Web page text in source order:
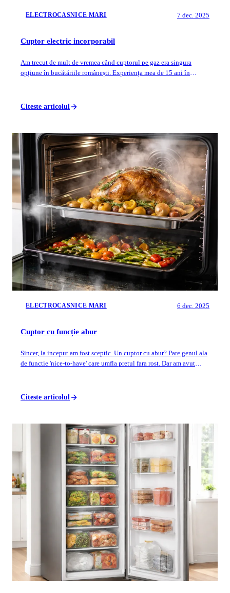
ELECTROCASNICE MARI 7 dec. 2025
Cuptor electric incorporabil
Am trecut de mult de vremea când cuptorul pe gaz era singura
opțiune în bucătăriile românești. Experiența mea de 15 ani în
Citeste articolul
ELECTROCASNICE MARI 6 dec. 2025
Cuptor cu funcție abur
Sincer, la inceput am fost sceptic. Un cuptor cu abur? Pare genul ala
de functie 'nice-to-have' care umfla pretul fara rost. Dar am avut
Citeste articolul